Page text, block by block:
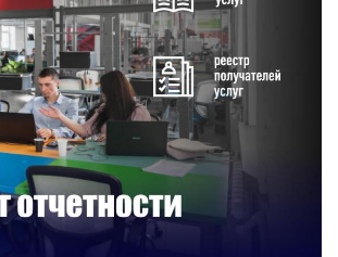
Смотреть проект